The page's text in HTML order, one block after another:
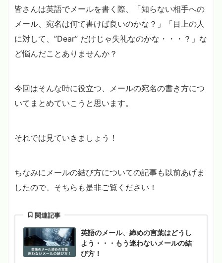
皆さんは英語でメールを書く際、「知らない相手への
メール、宛名は何て書けば良いのかな？」「目上の人
に対して、”Dear” だけじゃ失礼なのかな・・・？」な
ど悩んだことありませんか？
今回はそんな時に役立つ、メールの宛名の書き方につ
いてまとめていこうと思います。
それでは見ていきましょう！
ちなみにメールの結び方についての記事も以前あげま
したので、そちらも是非ご覧ください！
関連記事
英語のメール、締めの言葉はどうし
よう・・・もう迷わないメールの結
び方！